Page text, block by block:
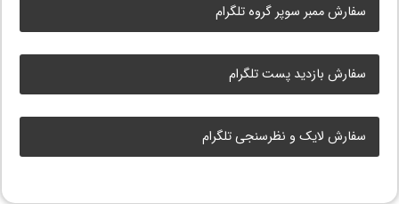
سفارش ممبر سوپر گروه تلگرام
سفارش بازدید پست تلگرام
سفارش لایک و نظرسنجی تلگرام